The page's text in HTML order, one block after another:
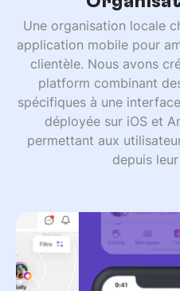
Une organisation locale
application mobile pour
clientèle. Nous avons
platform combinant
spécifiques à une
déployée sur iOS et
permettant aux
depuis